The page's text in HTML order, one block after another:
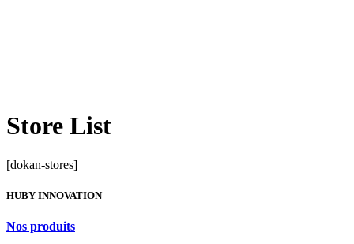
Store List
[dokan-stores]
HUBY INNOVATION
Nos produits